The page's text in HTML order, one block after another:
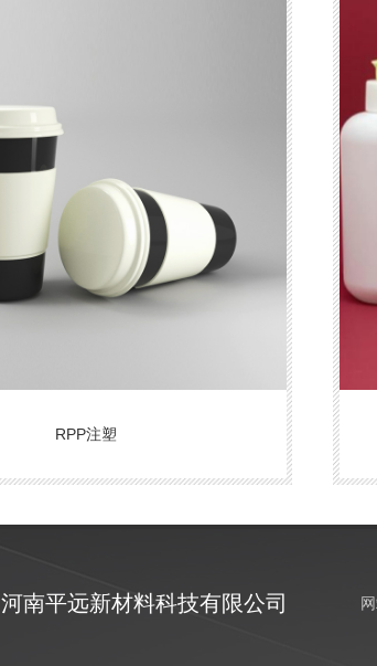
RPP注塑
河南平远新材料科技有限公司